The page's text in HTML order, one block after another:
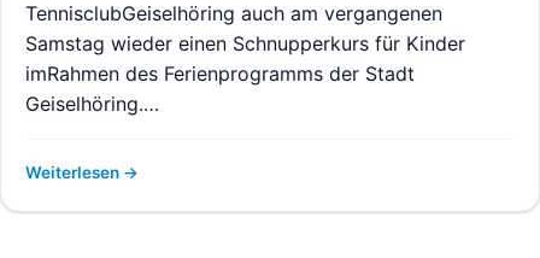
TennisclubGeiselhöring auch am vergangenen
Samstag wieder einen Schnupperkurs für Kinder
imRahmen des Ferienprogramms der Stadt
Geiselhöring.…
Weiterlesen